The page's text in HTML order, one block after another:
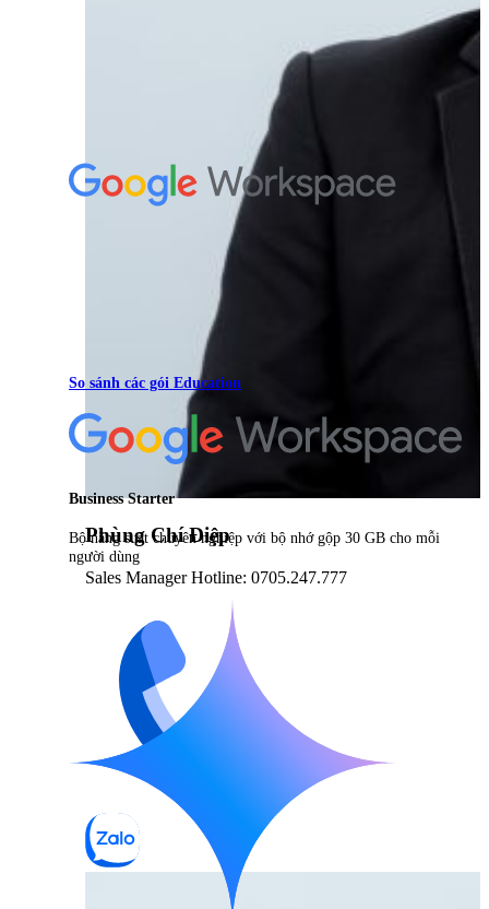
Phùng Chí Điệp
Sales Manager Hotline: 0705.247.777
So sánh các gói Education
Business Starter
Bộ năng suất chuyên nghiệp với bộ nhớ gộp 30 GB cho mỗi
người dùng